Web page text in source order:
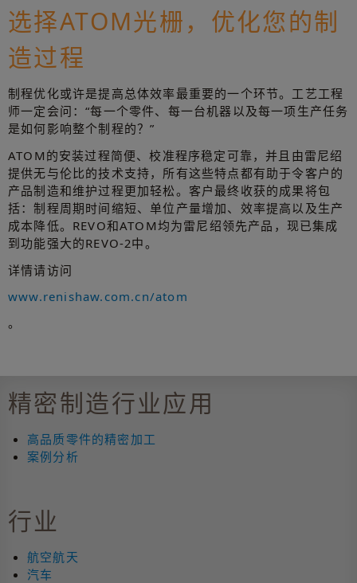
选择ATOM光栅，优化您的制
造过程
制程优化或许是提高总体效率最重要的一个环节。工艺工程
师一定会问：“每一个零件、每一台机器以及每一项生产任务
是如何影响整个制程的？”
ATOM的安装过程简便、校准程序稳定可靠，并且由雷尼绍
提供无与伦比的技术支持，所有这些特点都有助于令客户的
产品制造和维护过程更加轻松。客户最终收获的成果将包
括：制程周期时间缩短、单位产量增加、效率提高以及生产
成本降低。REVO和ATOM均为雷尼绍领先产品，现已集成
到功能强大的REVO‑2中。
详情请访问
www.renishaw.com.cn/atom
。
精密制造行业应用
高品质零件的精密加工
案例分析
行业
航空航天
汽车